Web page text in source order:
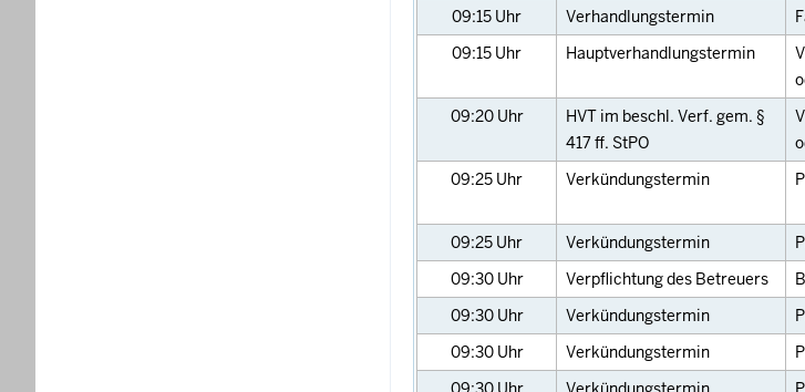
09:15 Uhr Verhandlungstermin
09:15 Uhr Hauptverhandlungstermin
09:20 Uhr
HVT im beschl. Verf. gem. §
417 ff. StPO
09:25 Uhr Verkündungstermin
09:25 Uhr Verkündungstermin
09:30 Uhr Verpflichtung des Betreuers
09:30 Uhr Verkündungstermin
09:30 Uhr Verkündungstermin